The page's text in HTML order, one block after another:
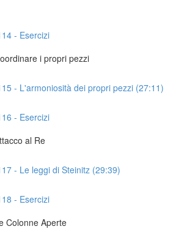
- Esercizi
i propri pezzi
- L'armoniosità dei propri pezzi (27:11)
- Esercizi
al Re
- Le leggi di Steinitz (29:39)
- Esercizi
Colonne Aperte